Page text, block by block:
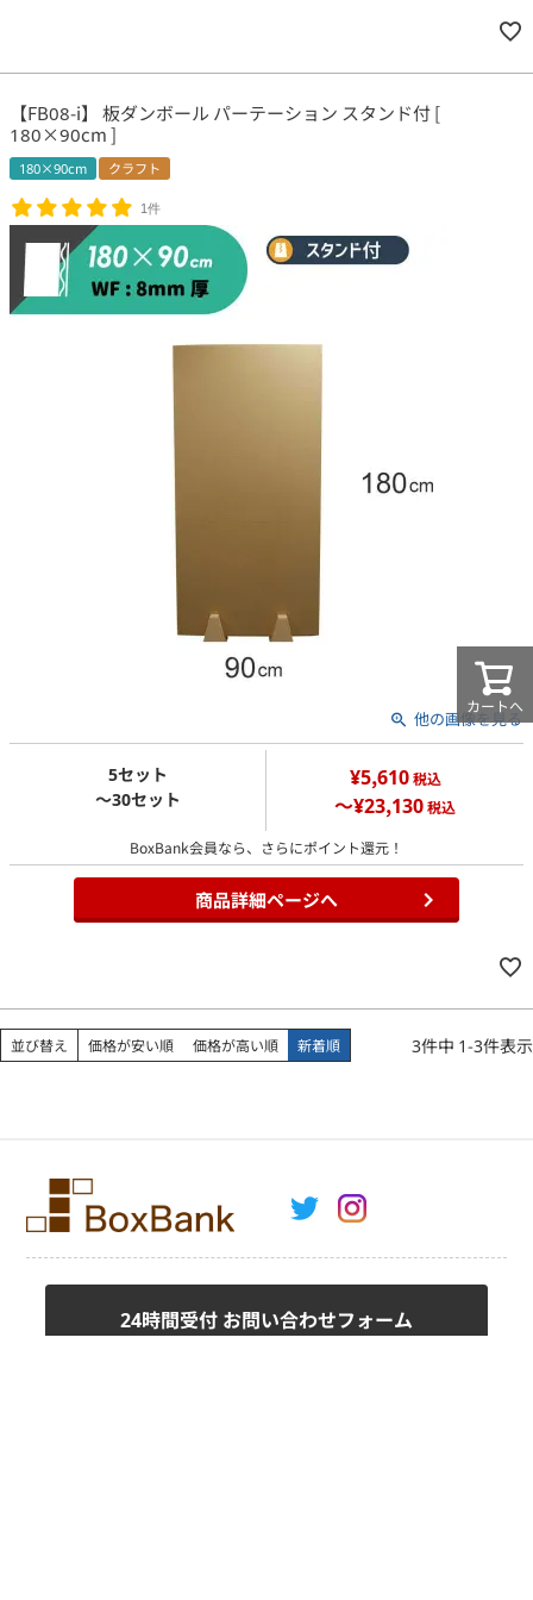
【FB08-i】 板ダンボール パーテーション スタンド付 [
180×90cm ]
180×90cm クラフト
1件
他の画像を見る
5セット
～30セット
¥5,610 税込
～¥23,130税込
BoxBank会員なら、さらにポイント還元！
商品詳細ページへ
並び替え 価格が安い順 価格が高い順 新着順 3件中 1-3件表示
カートへ
24時間受付 お問い合わせフォーム